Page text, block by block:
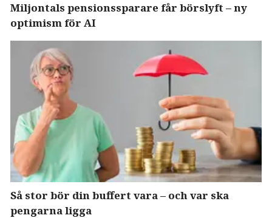
Miljontals pensionssparare får börslyft – ny
optimism för AI
Så stor bör din buffert vara – och var ska
pengarna ligga